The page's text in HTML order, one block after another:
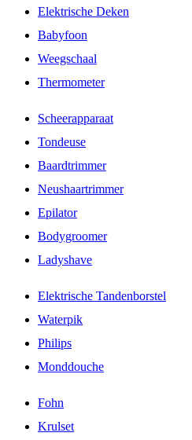
Elektrische Deken
Babyfoon
Weegschaal
Thermometer
Scheerapparaat
Tondeuse
Baardtrimmer
Neushaartrimmer
Epilator
Bodygroomer
Ladyshave
Elektrische Tandenborstel
Waterpik
Philips
Monddouche
Fohn
Krulset